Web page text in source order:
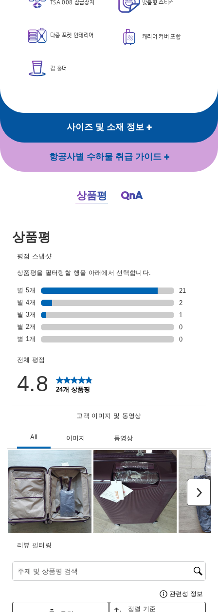
TSA 008 잠금장치 맞춤형 스티커
다중 포켓 인테리어 캐리어 커버 포함
컵 홀더
사이즈 및 소재 정보
항공사별 수하물 취급 가이드
상품평 QnA